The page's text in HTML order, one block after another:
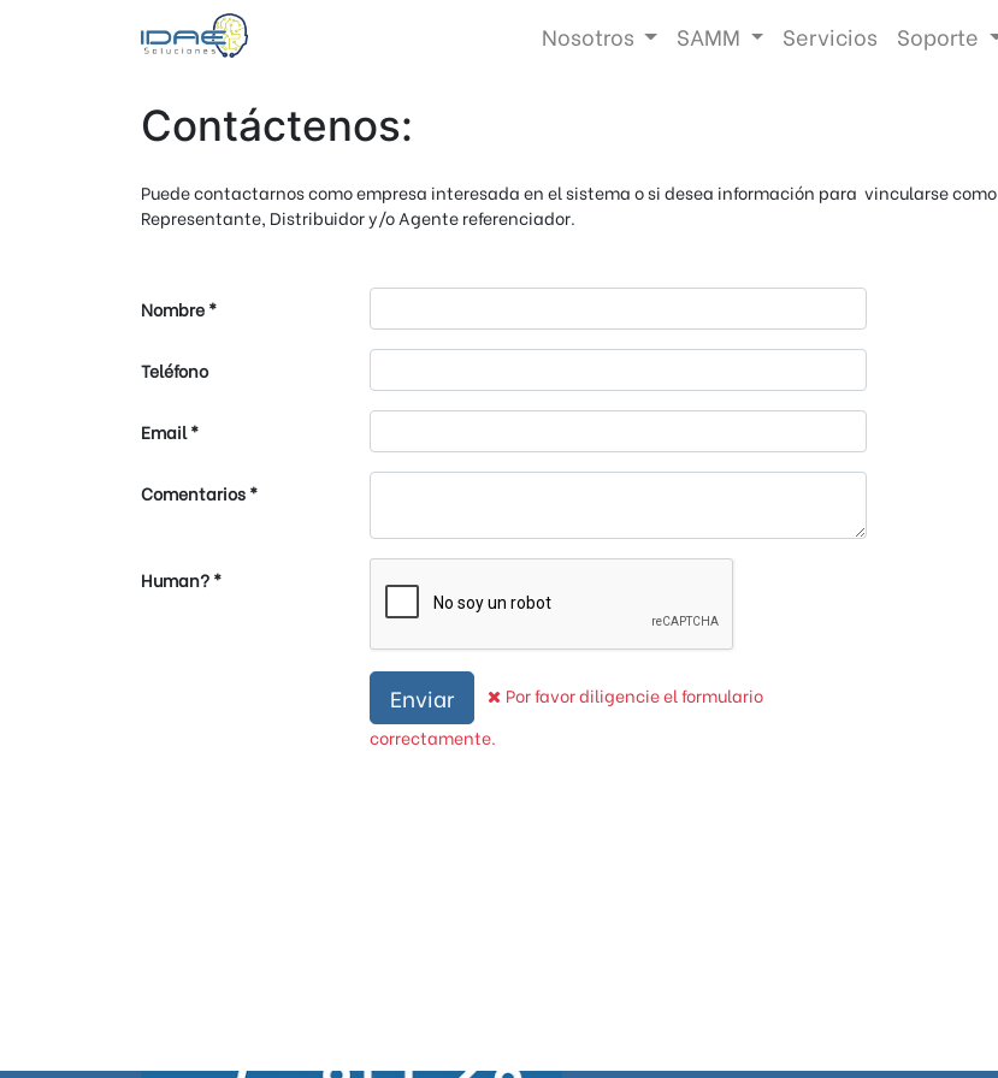
Nosotros SAMM Servicios Soporte
Contáctenos:
Puede contactarnos como empresa interesada en el sistema o si desea información para vincularse como
Representante, Distribuidor y/o Agente referenciador.
Nombre
Teléfono
Email
Comentarios
Human?
Enviar
Por favor diligencie el formulario
correctamente.